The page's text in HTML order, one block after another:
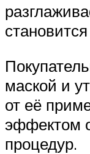
маской и
от её
эффектом
процедур.